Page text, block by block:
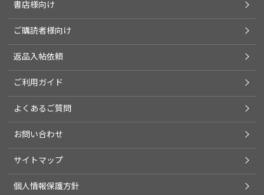
書店様向け
ご購読者様向け
返品入帖依頼
ご利用ガイド
よくあるご質問
お問い合わせ
サイトマップ
個人情報保護方針